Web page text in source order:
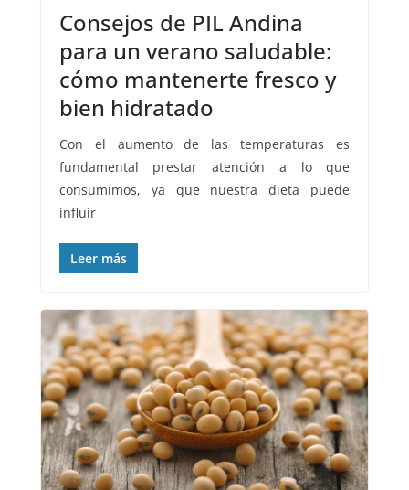
Consejos de PIL Andina
para un verano saludable:
cómo mantenerte fresco y
bien hidratado
Con el aumento de las temperaturas es
fundamental prestar atención a lo que
consumimos, ya que nuestra dieta puede
influir
Leer más